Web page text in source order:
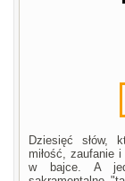
Dziesięć słów,
miłość, zaufanie
w bajce. A